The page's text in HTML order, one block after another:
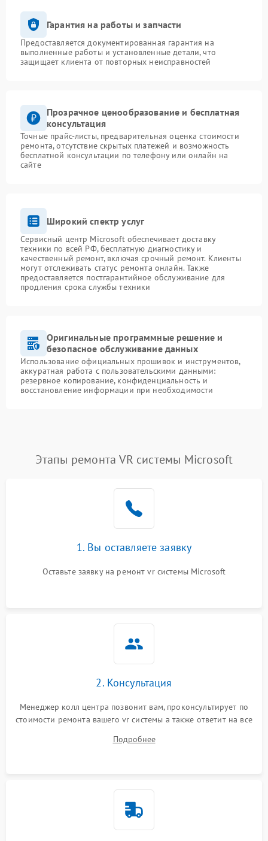
Гарантия на работы и запчасти
Предоставляется документированная гарантия на
выполненные работы и установленные детали, что
защищает клиента от повторных неисправностей
Прозрачное ценообразование и бесплатная
консультация
Точные прайс-листы, предварительная оценка стоимости
ремонта, отсутствие скрытых платежей и возможность
бесплатной консультации по телефону или онлайн на
сайте
Широкий спектр услуг
Сервисный центр Microsoft обеспечивает доставку
техники по всей РФ, бесплатную диагностику и
качественный ремонт, включая срочный ремонт. Клиенты
могут отслеживать статус ремонта онлайн. Также
предоставляется постгарантийное обслуживание для
продления срока службы техники
Оригинальные программные решение и
безопасное обслуживание данных
Использование официальных прошивок и инструментов,
аккуратная работа с пользовательскими данными:
резервное копирование, конфиденциальность и
восстановление информации при необходимости
Этапы ремонта VR системы Microsoft
1. Вы оставляете заявку
Оставьте заявку на ремонт vr системы Microsoft
2. Консультация
Менеджер колл центра позвонит вам, проконсультирует по
стоимости ремонта вашего vr системы а также ответит на все
Подробнее